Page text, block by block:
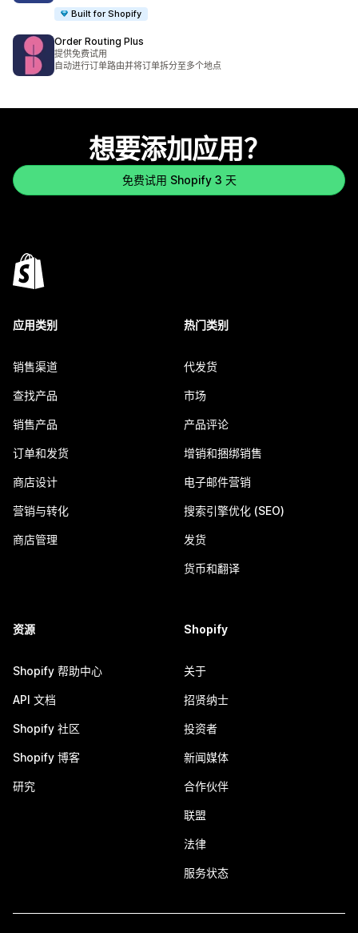
Built for Shopify
Order Routing Plus
提供免费试用
自动进行订单路由并将订单拆分至多个地点
想要添加应用？
免费试用 Shopify 3 天
应用类别
销售渠道
查找产品
销售产品
订单和发货
商店设计
营销与转化
商店管理
热门类别
代发货
市场
产品评论
增销和捆绑销售
电子邮件营销
搜索引擎优化 (SEO)
发货
货币和翻译
资源
Shopify 帮助中心
API 文档
Shopify 社区
Shopify 博客
研究
Shopify
关于
招贤纳士
投资者
新闻媒体
合作伙伴
联盟
法律
服务状态